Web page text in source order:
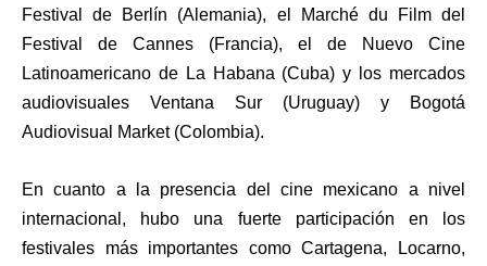
Festival de Berlín (Alemania), el Marché du Film del
Festival de Cannes (Francia), el de Nuevo Cine
Latinoamericano de La Habana (Cuba) y los mercados
audiovisuales Ventana Sur (Uruguay) y Bogotá
Audiovisual Market (Colombia).
En cuanto a la presencia del cine mexicano a nivel
internacional, hubo una fuerte participación en los
festivales más importantes como Cartagena, Locarno,